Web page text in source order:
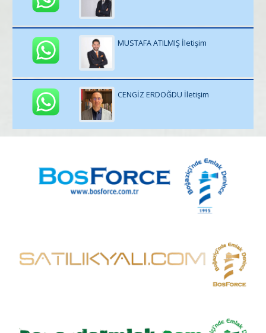
MUSTAFA ATILMIŞ İletişim
CENGİZ ERDOĞDU İletişim